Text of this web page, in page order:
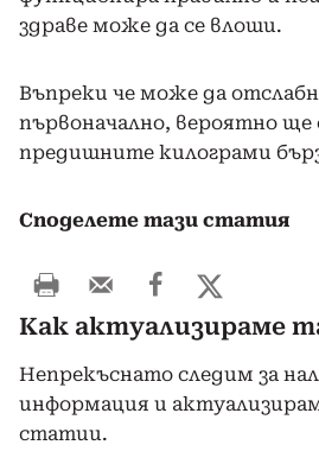
здраве може да се влоши.
Въпреки че може да
първоначално, вероятно ще
предишните килограми
Споделете тази статия
Как актуализираме
Непрекъснато следим за
информация и
статии.